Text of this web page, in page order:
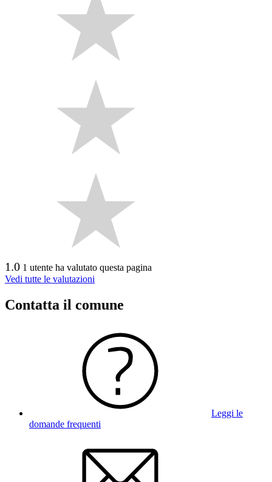
1.0 1 utente ha valutato questa pagina
Vedi tutte le valutazioni
Contatta il comune
Leggi le
domande frequenti